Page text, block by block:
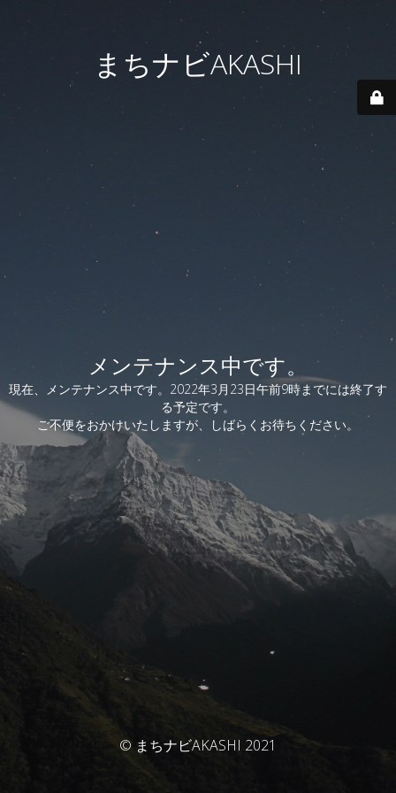
まちナビAKASHI
メンテナンス中です。
現在、メンテナンス中です。2022年3月23日午前9時までには終了す
る予定です。
ご不便をおかけいたしますが、しばらくお待ちください。
© まちナビAKASHI 2021